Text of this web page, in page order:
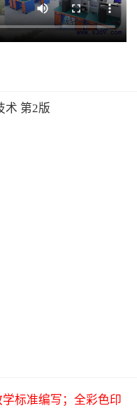
术 第2版
标准编写；全彩色印